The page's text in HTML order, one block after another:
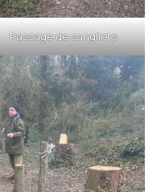
Passage de sangliers